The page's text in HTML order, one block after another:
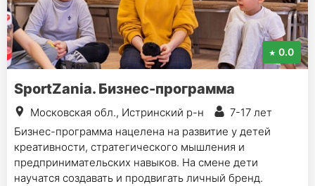
0.0
SportZania. Бизнес-программа
Московская обл., Истринский р-н
7-17 лет
Бизнес-программа нацелена на развитие у детей
креативности, стратегического мышления и
предпринимательских навыков. На смене дети
научатся создавать и продвигать личный бренд.